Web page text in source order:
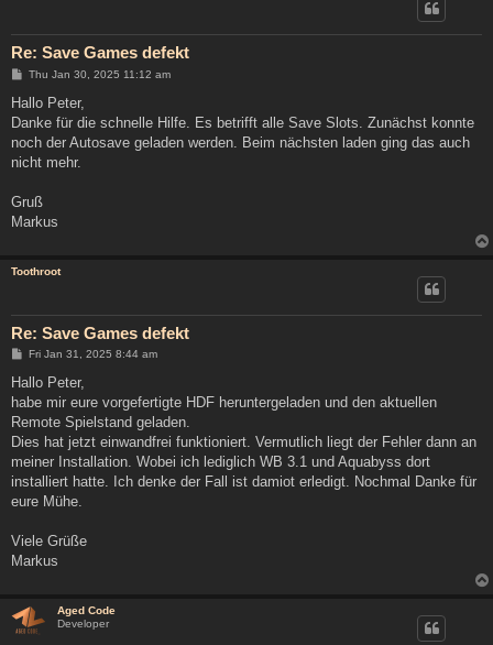
Re: Save Games defekt
P
s
Thu Jan 30, 2025 11:12 am
Hallo Peter,
Danke für die schnelle Hilfe. Es betrifft alle Save Slots. Zunächst konnte
noch der Autosave geladen werden. Beim nächsten laden ging das auch
nicht mehr.
Gruß
Markus
Toothroot
Re: Save Games defekt
P
s
Fri Jan 31, 2025 8:44 am
Hallo Peter,
habe mir eure vorgefertigte HDF heruntergeladen und den aktuellen
Remote Spielstand geladen.
Dies hat jetzt einwandfrei funktioniert. Vermutlich liegt der Fehler dann an
meiner Installation. Wobei ich lediglich WB 3.1 und Aquabyss dort
installiert hatte. Ich denke der Fall ist damiot erledigt. Nochmal Danke für
eure Mühe.
Viele Grüße
Markus
Aged Code
Developer